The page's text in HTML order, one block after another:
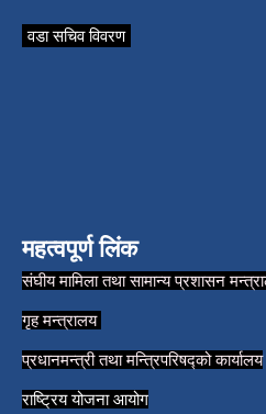
वडा सचिव विवरण
महत्वपूर्ण लिंक
संघीय मामिला तथा सामान्य प्रशासन
गृह मन्त्रालय
प्रधानमन्त्री तथा मन्त्रिपरिषद्को कार्यालय
राष्ट्रिय योजना आयोग